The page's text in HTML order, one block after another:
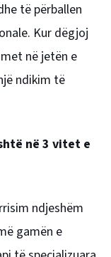
të përballen
Kur dëgjoj
në jetën e
ndikim të
në 3 vitet e
ndjeshëm
gamën e